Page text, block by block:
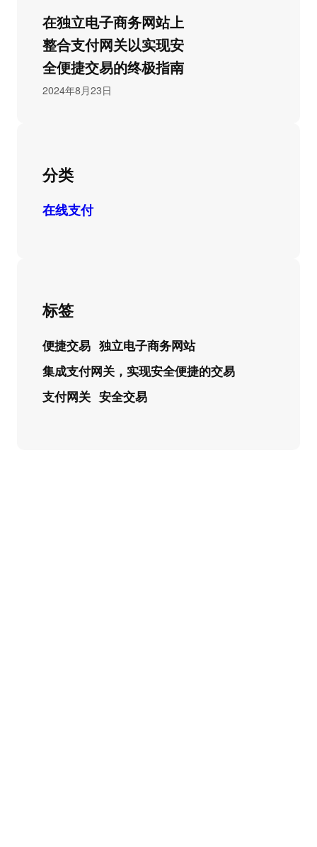
在独立电子商务网站上
整合支付网关以实现安
全便捷交易的终极指南
2024年8月23日
分类
在线支付
标签
便捷交易 独立电子商务网站
集成支付网关，实现安全便捷的交易
支付网关 安全交易